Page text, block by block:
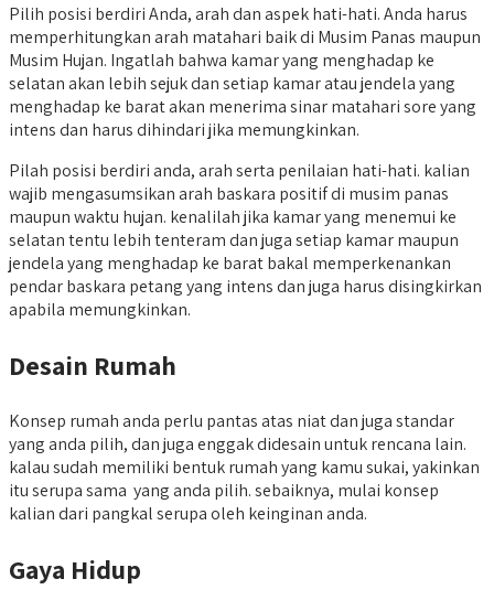
Pilih posisi berdiri Anda, arah dan aspek hati-hati. Anda harus
memperhitungkan arah matahari baik di Musim Panas maupun
Musim Hujan. Ingatlah bahwa kamar yang menghadap ke
selatan akan lebih sejuk dan setiap kamar atau jendela yang
menghadap ke barat akan menerima sinar matahari sore yang
intens dan harus dihindari jika memungkinkan.
Pilah posisi berdiri anda, arah serta penilaian hati-hati. kalian
wajib mengasumsikan arah baskara positif di musim panas
maupun waktu hujan. kenalilah jika kamar yang menemui ke
selatan tentu lebih tenteram dan juga setiap kamar maupun
jendela yang menghadap ke barat bakal memperkenankan
pendar baskara petang yang intens dan juga harus disingkirkan
apabila memungkinkan.
Desain Rumah
Konsep rumah anda perlu pantas atas niat dan juga standar
yang anda pilih, dan juga enggak didesain untuk rencana lain.
kalau sudah memiliki bentuk rumah yang kamu sukai, yakinkan
itu serupa sama yang anda pilih. sebaiknya, mulai konsep
kalian dari pangkal serupa oleh keinginan anda.
Gaya Hidup